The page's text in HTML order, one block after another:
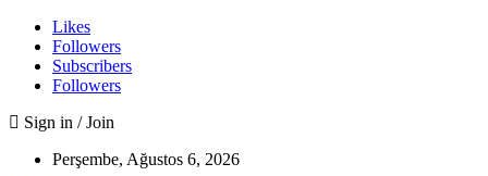
Likes
Followers
Subscribers
Followers
Sign in / Join
Perşembe, Ağustos 6, 2026